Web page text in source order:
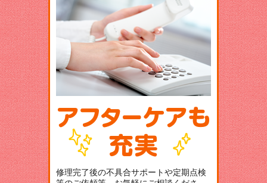
修理完了後の不具合サポートや定期点検